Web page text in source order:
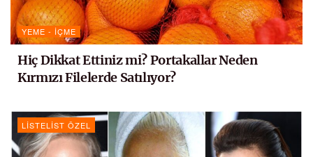
YEME - İÇME
Hiç Dikkat Ettiniz mi? Portakallar Neden
Kırmızı Filelerde Satılıyor?
LISTELIST ÖZEL